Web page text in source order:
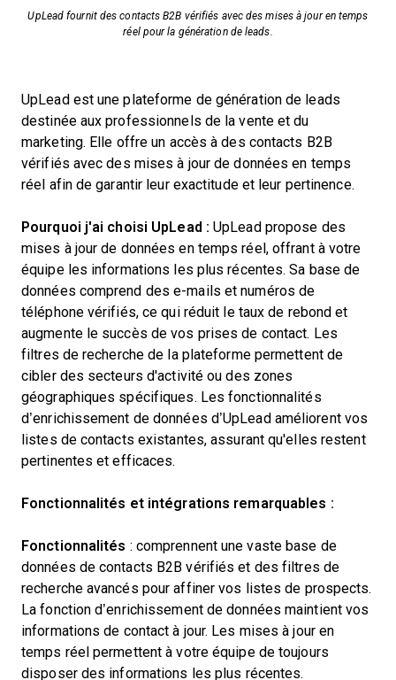
UpLead fournit des contacts B2B vérifiés avec des mises à jour en temps
réel pour la génération de leads.
UpLead est une plateforme de génération de leads
destinée aux professionnels de la vente et du
marketing. Elle offre un accès à des contacts B2B
vérifiés avec des mises à jour de données en temps
réel afin de garantir leur exactitude et leur pertinence.
Pourquoi j'ai choisi UpLead : UpLead propose des
mises à jour de données en temps réel, offrant à votre
équipe les informations les plus récentes. Sa base de
données comprend des e-mails et numéros de
téléphone vérifiés, ce qui réduit le taux de rebond et
augmente le succès de vos prises de contact. Les
filtres de recherche de la plateforme permettent de
cibler des secteurs d'activité ou des zones
géographiques spécifiques. Les fonctionnalités
d’enrichissement de données d’UpLead améliorent vos
listes de contacts existantes, assurant qu'elles restent
pertinentes et efficaces.
Fonctionnalités et intégrations remarquables :
Fonctionnalités : comprennent une vaste base de
données de contacts B2B vérifiés et des filtres de
recherche avancés pour affiner vos listes de prospects.
La fonction d’enrichissement de données maintient vos
informations de contact à jour. Les mises à jour en
temps réel permettent à votre équipe de toujours
disposer des informations les plus récentes.